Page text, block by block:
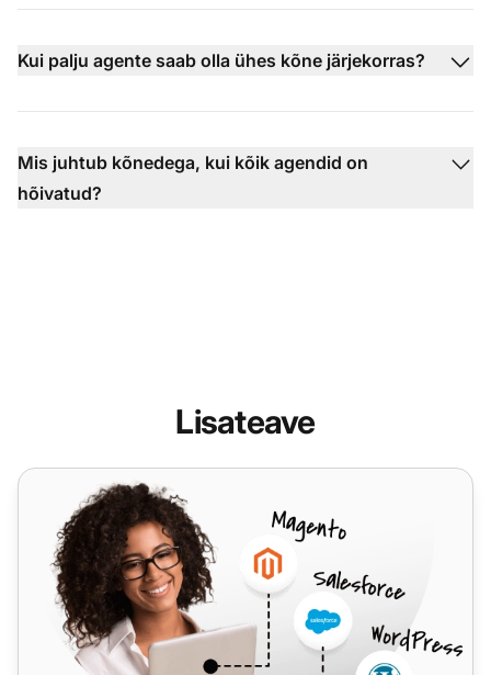
Kui palju agente saab olla ühes kõne järjekorras?
Mis juhtub kõnedega, kui kõik agendid on
hõivatud?
Lisateave
SendMyCall